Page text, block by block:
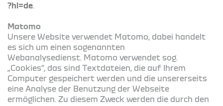
?hl=de.
Matomo
Unsere Website verwendet Matomo, dabei handelt
es sich um einen sogenannten
Webanalysedienst. Matomo verwendet sog.
„Cookies“, das sind Textdateien, die auf Ihrem
Computer gespeichert werden und die unsererseits
eine Analyse der Benutzung der Webseite
ermöglichen. Zu diesem Zweck werden die durch den